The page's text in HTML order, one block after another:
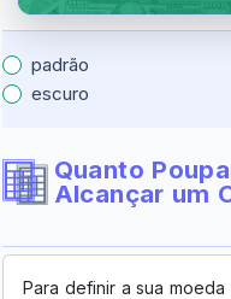
padrão
escuro
Quanto
Alcançar um
Para definir a sua